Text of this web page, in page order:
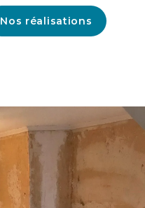
Nos réalisations